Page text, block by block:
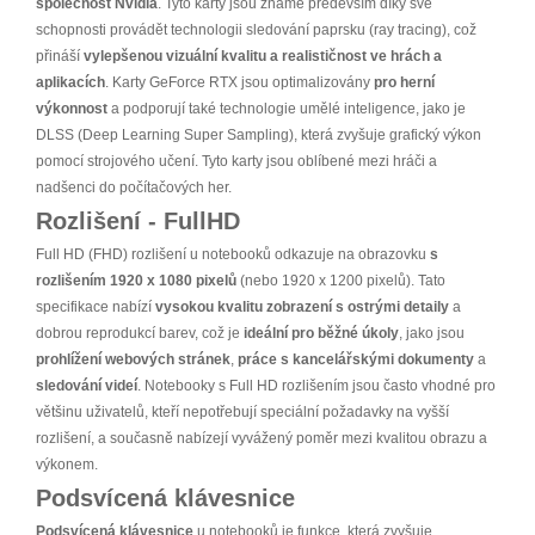
společnost Nvidia. Tyto karty jsou známé především díky své
schopnosti provádět technologii sledování paprsku (ray tracing), což
přináší vylepšenou vizuální kvalitu a realističnost ve hrách a
aplikacích. Karty GeForce RTX jsou optimalizovány pro herní
výkonnost a podporují také technologie umělé inteligence, jako je
DLSS (Deep Learning Super Sampling), která zvyšuje grafický výkon
pomocí strojového učení. Tyto karty jsou oblíbené mezi hráči a
nadšenci do počítačových her.
Rozlišení - FullHD
Full HD (FHD) rozlišení u notebooků odkazuje na obrazovku s
rozlišením 1920 x 1080 pixelů (nebo 1920 x 1200 pixelů). Tato
specifikace nabízí vysokou kvalitu zobrazení s ostrými detaily a
dobrou reprodukcí barev, což je ideální pro běžné úkoly, jako jsou
prohlížení webových stránek, práce s kancelářskými dokumenty a
sledování videí. Notebooky s Full HD rozlišením jsou často vhodné pro
většinu uživatelů, kteří nepotřebují speciální požadavky na vyšší
rozlišení, a současně nabízejí vyvážený poměr mezi kvalitou obrazu a
výkonem.
Podsvícená klávesnice
Podsvícená klávesnice u notebooků je funkce, která zvyšuje